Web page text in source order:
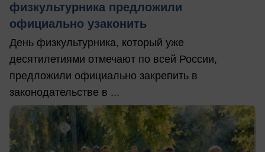
физкультурника предложили
официально узаконить
День физкультурника, который уже
десятилетиями отмечают по всей России,
предложили официально закрепить в
законодательстве в ...